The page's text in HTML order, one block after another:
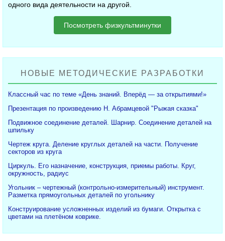
одного вида деятельности на другой.
Посмотреть физкультминутки
НОВЫЕ МЕТОДИЧЕСКИЕ РАЗРАБОТКИ
Классный час по теме «День знаний. Вперёд — за открытиями!»
Презентация по произведению Н. Абрамцевой "Рыжая сказка"
Подвижное соединение деталей. Шарнир. Соединение деталей на
шпильку
Чертеж круга. Деление круглых деталей на части. Получение
секторов из круга
Циркуль. Его назначение, конструкция, приемы работы. Круг,
окружность, радиус
Угольник – чертежный (контрольно-измерительный) инструмент.
Разметка прямоугольных деталей по угольнику
Конструирование усложненных изделий из бумаги. Открытка с
цветами на плетёном коврике.